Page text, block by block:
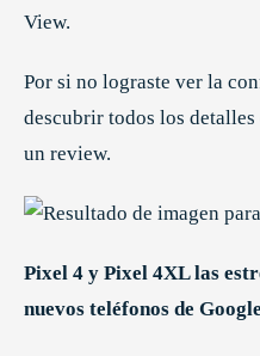
View.
Por si no lograste ver la
descubrir todos los
un review.
Pixel 4 y Pixel 4XL las
nuevos teléfonos de